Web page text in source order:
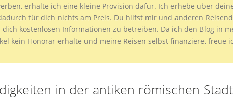
erhalte ich eine kleine Provision dafür. Ich erhebe über
für dich nichts am Preis. Du hilfst mir und anderen
kostenlosen Informationen zu betreiben. Da ich den Blog in
kein Honorar erhalte und meine Reisen selbst finanziere, freue
in der antiken römischen Stadt